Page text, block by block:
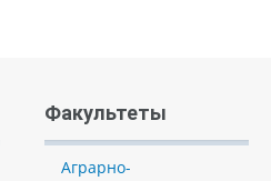
Факультеты
Аграрно-